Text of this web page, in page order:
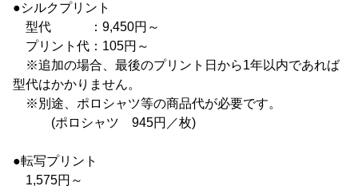
●シルクプリント
型代 ：9,450円～
プリント代：105円～
※追加の場合、最後のプリント日から1年以内であれば
型代はかかりません。
※別途、ポロシャツ等の商品代が必要です。
(ポロシャツ 945円／枚)
●転写プリント
1,575円～